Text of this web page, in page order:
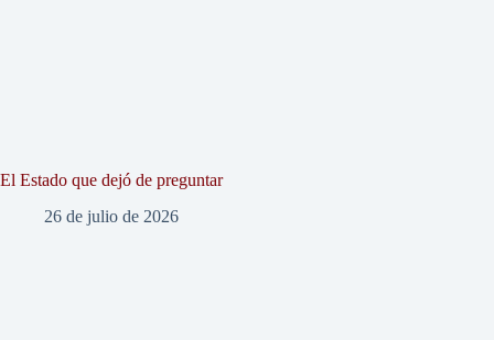
El Estado que dejó de preguntar
26 de julio de 2026